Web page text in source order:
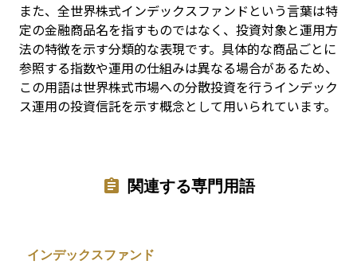
また、全世界株式インデックスファンドという言葉は特
定の金融商品名を指すものではなく、投資対象と運用方
法の特徴を示す分類的な表現です。具体的な商品ごとに
参照する指数や運用の仕組みは異なる場合があるため、
この用語は世界株式市場への分散投資を行うインデック
ス運用の投資信託を示す概念として用いられています。
関連する専門用語
インデックスファンド